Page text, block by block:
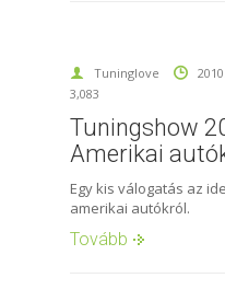
Tuninglove
3,083
Tuningshow
Amerikai
Egy kis válogatás az
amerikai autókról.
Tovább